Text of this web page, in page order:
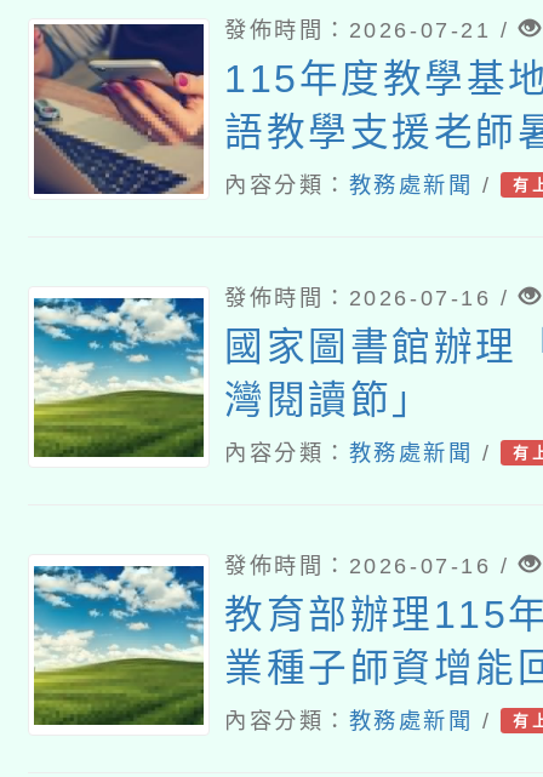
發佈時間：2026-07-21 /
115年度教學基
語教學支援老師
課研習
內容分類： 教務處新聞 / 有
發佈時間：2026-07-16 /
國家圖書館辦理
灣閱讀節」
內容分類： 教務處新聞 / 有
發佈時間：2026-07-16 /
教育部辦理115
業種子師資增能
研習營」
內容分類： 教務處新聞 / 有